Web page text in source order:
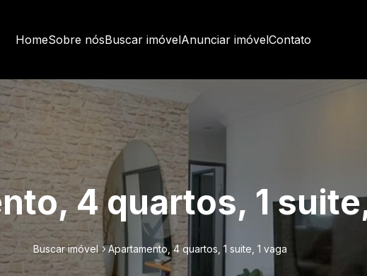
HomeSobre nósBuscar imóvelAnunciar imóvelContato
4 quartos, 1
Buscar imóvel Apartamento, 4 quartos, 1 suite, 1 vaga